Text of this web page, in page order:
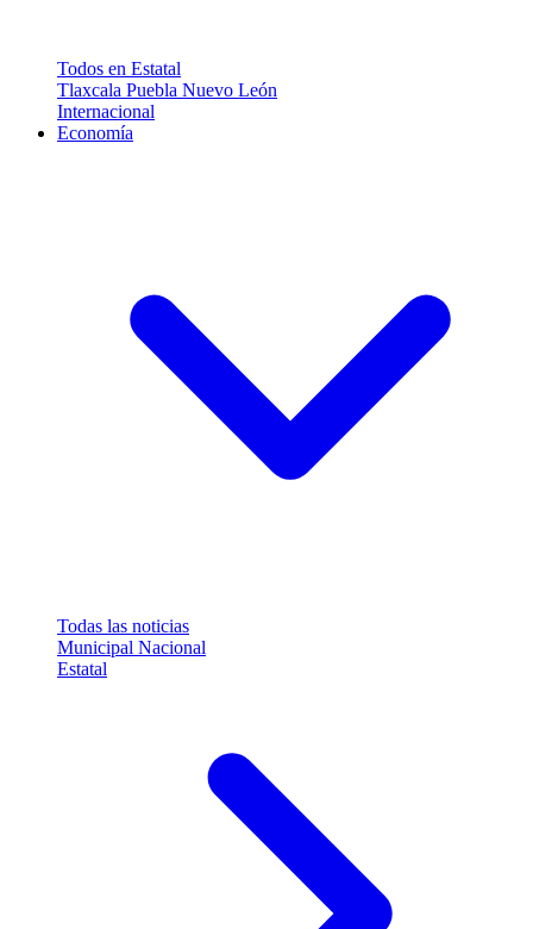
Todos en Estatal
Tlaxcala Puebla Nuevo León
Internacional
Economía
Todas las noticias
Municipal Nacional
Estatal